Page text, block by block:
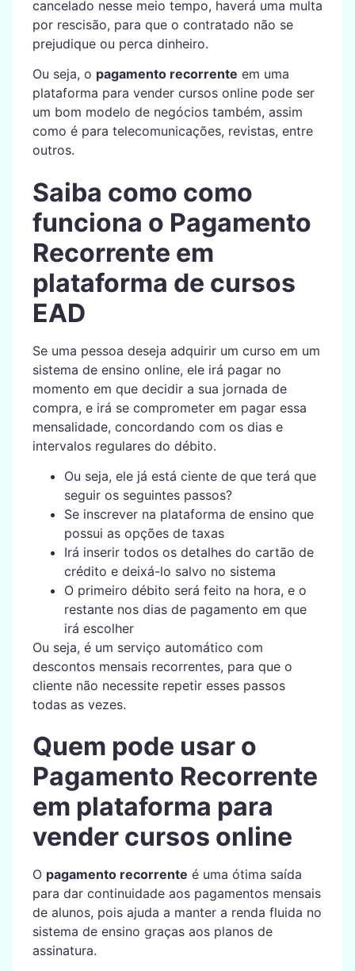
cancelado nesse meio tempo, haverá uma multa
por rescisão, para que o contratado não se
prejudique ou perca dinheiro.
Ou seja, o pagamento recorrente em uma
plataforma para vender cursos online pode ser
um bom modelo de negócios também, assim
como é para telecomunicações, revistas, entre
outros.
Saiba como como
funciona o Pagamento
Recorrente em
plataforma de cursos
EAD
Se uma pessoa deseja adquirir um curso em um
sistema de ensino online, ele irá pagar no
momento em que decidir a sua jornada de
compra, e irá se comprometer em pagar essa
mensalidade, concordando com os dias e
intervalos regulares do débito.
Ou seja, ele já está ciente de que terá que
seguir os seguintes passos?
Se inscrever na plataforma de ensino que
possui as opções de taxas
Irá inserir todos os detalhes do cartão de
crédito e deixá-lo salvo no sistema
O primeiro débito será feito na hora, e o
restante nos dias de pagamento em que
irá escolher
Ou seja, é um serviço automático com
descontos mensais recorrentes, para que o
cliente não necessite repetir esses passos
todas as vezes.
Quem pode usar o
Pagamento Recorrente
em plataforma para
vender cursos online
O pagamento recorrente é uma ótima saída
para dar continuidade aos pagamentos mensais
de alunos, pois ajuda a manter a renda fluida no
sistema de ensino graças aos planos de
assinatura.